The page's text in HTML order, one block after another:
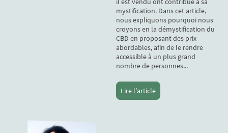
mystification. Dans cet article,
nous expliquons pourquoi nous
croyons en la démystification du
CBD en proposant des prix
abordables, afin de le rendre
accessible à un plus grand
nombre de personnes...
Lire l'article